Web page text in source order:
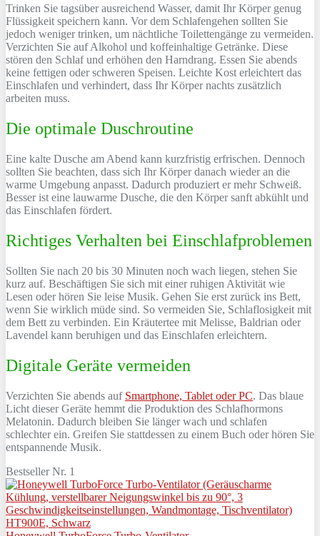
Trinken Sie tagsüber ausreichend Wasser, damit Ihr Körper genug
Flüssigkeit speichern kann. Vor dem Schlafengehen sollten Sie
jedoch weniger trinken, um nächtliche Toilettengänge zu vermeiden.
Verzichten Sie auf Alkohol und koffeinhaltige Getränke. Diese
stören den Schlaf und erhöhen den Harndrang. Essen Sie abends
keine fettigen oder schweren Speisen. Leichte Kost erleichtert das
Einschlafen und verhindert, dass Ihr Körper nachts zusätzlich
arbeiten muss.
Die optimale Duschroutine
Eine kalte Dusche am Abend kann kurzfristig erfrischen. Dennoch
sollten Sie beachten, dass sich Ihr Körper danach wieder an die
warme Umgebung anpasst. Dadurch produziert er mehr Schweiß.
Besser ist eine lauwarme Dusche, die den Körper sanft abkühlt und
das Einschlafen fördert.
Richtiges Verhalten bei Einschlafproblemen
Sollten Sie nach 20 bis 30 Minuten noch wach liegen, stehen Sie
kurz auf. Beschäftigen Sie sich mit einer ruhigen Aktivität wie
Lesen oder hören Sie leise Musik. Gehen Sie erst zurück ins Bett,
wenn Sie wirklich müde sind. So vermeiden Sie, Schlaflosigkeit mit
dem Bett zu verbinden. Ein Kräutertee mit Melisse, Baldrian oder
Lavendel kann beruhigen und das Einschlafen erleichtern.
Digitale Geräte vermeiden
Verzichten Sie abends auf Smartphone, Tablet oder PC. Das blaue
Licht dieser Geräte hemmt die Produktion des Schlafhormons
Melatonin. Dadurch bleiben Sie länger wach und schlafen
schlechter ein. Greifen Sie stattdessen zu einem Buch oder hören Sie
entspannende Musik.
Bestseller Nr. 1